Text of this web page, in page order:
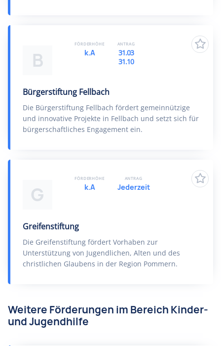
B
Bürgerstiftung Fellbach
Die Bürgerstiftung Fellbach fördert gemeinnützige
und innovative Projekte in Fellbach und setzt sich für
bürgerschaftliches Engagement ein.
FÖRDERHÖHE
k.A
ANTRAG
31.03
31.10
G
Greifenstiftung
Die Greifenstiftung fördert Vorhaben zur
Unterstützung von Jugendlichen, Alten und des
christlichen Glaubens in der Region Pommern.
FÖRDERHÖHE
k.A
ANTRAG
Jederzeit
Weitere Förderungen im Bereich Kinder-
und Jugendhilfe